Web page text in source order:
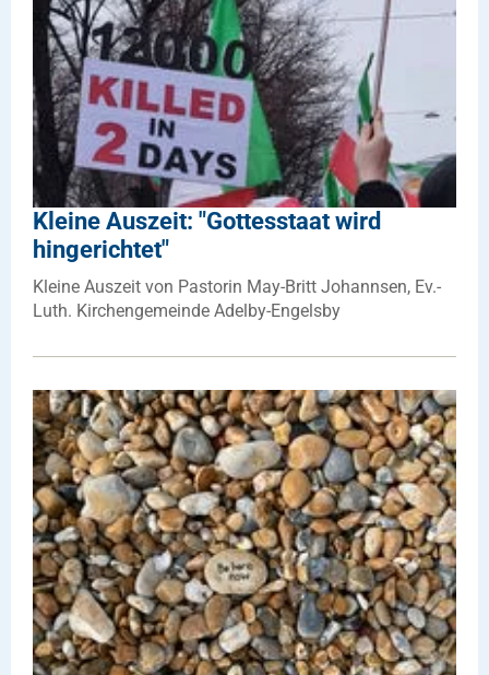
Kleine Auszeit: "Gottesstaat wird
hingerichtet"
Kleine Auszeit von Pastorin May-Britt Johannsen, Ev.-
Luth. Kirchengemeinde Adelby-Engelsby